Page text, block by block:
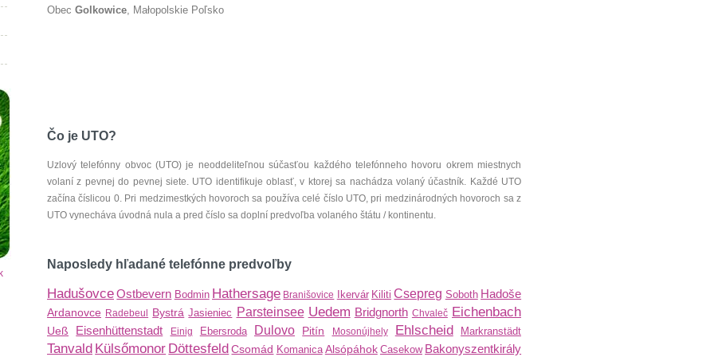
Obec Golkowice, Małopolskie Poľsko
Čo je UTO?
Uzlový telefónny obvoc (UTO) je neoddeliteľnou súčasťou každého telefónneho hovoru okrem miestnych
volaní z pevnej do pevnej siete. UTO identifikuje oblasť, v ktorej sa nachádza volaný účastník. Každé UTO
začína číslicou 0. Pri medzimestkých hovoroch sa používa celé číslo UTO, pri medzinárodných hovoroch sa z
UTO vynecháva úvodná nula a pred číslo sa doplní predvoľba volaného štátu / kontinentu.
Naposledy hľadané telefónne predvoľby
HadušovceOstbevern Bodmin Hathersage Branišovice Ikervár Kiliti Csepreg Soboth Hadoše
Ardanovce Radebeul Bystrá Jasieniec Parsteinsee Uedem Bridgnorth Chvaleč Eichenbach
Ueß Eisenhüttenstadt Einig Ebersroda Dulovo Pitín Mosonújhely Ehlscheid Markranstädt
Tanvald Külsőmonor Döttesfeld Csomád Komanica Alsópáhok Casekow Bakonyszentkirály